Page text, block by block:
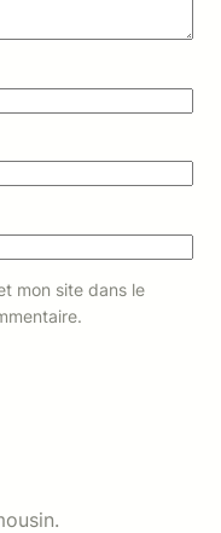
mon site dans le